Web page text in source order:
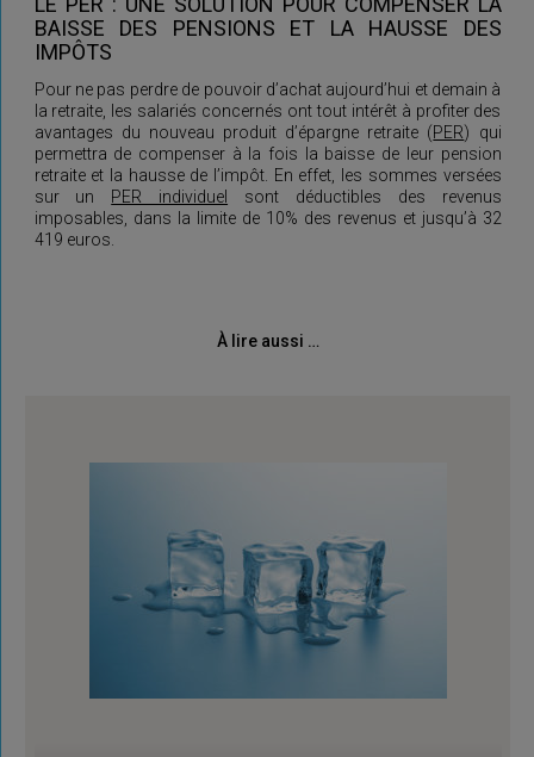
BAISSE DES PENSIONS ET LA HAUSSE DES
IMPÔTS
Pour ne pas perdre de pouvoir d’achat aujourd’hui et demain à
la retraite, les salariés concernés ont tout intérêt à profiter des
avantages du nouveau produit d’épargne retraite (PER) qui
permettra de compenser à la fois la baisse de leur pension
retraite et la hausse de l’impôt. En effet, les sommes versées
sur un PER individuel
sont déductibles des revenus
imposables, dans la limite de 10% des revenus et jusqu’à 32
419 euros.
À lire aussi …